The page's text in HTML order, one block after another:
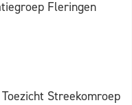
Fleringen
Streekomroep